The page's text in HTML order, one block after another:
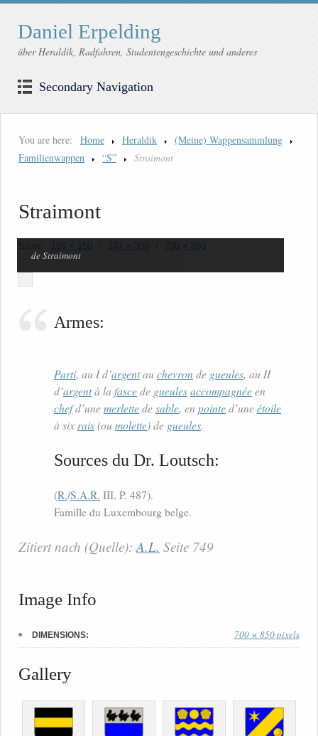
Daniel Erpelding
über Heraldik, Radfahren, Studentengeschichte und anderes
Secondary Navigation
You are here: Home Heraldik
(Meine) Wappensammlung
Familienwappen
“S” Straimont
Straimont
150 × 150 247 × 300 700 × 850
de Straimont
Armes:
Parti, au I d’argentau chevron de gueules, au II
d’argentà la fascede gueulesaccompagnéeen
chefd’unemerlettedesable, en pointed’uneétoile
à sixrais(ou molette) de gueules.
Sources du Dr. Loutsch:
(R./S.A.R. III, P. 487).
Famille du Luxembourg belge.
Zitiert nach (Quelle):A.L. Seite 749
Image Info
DIMENSIONS: 700 × 850 pixels
Gallery